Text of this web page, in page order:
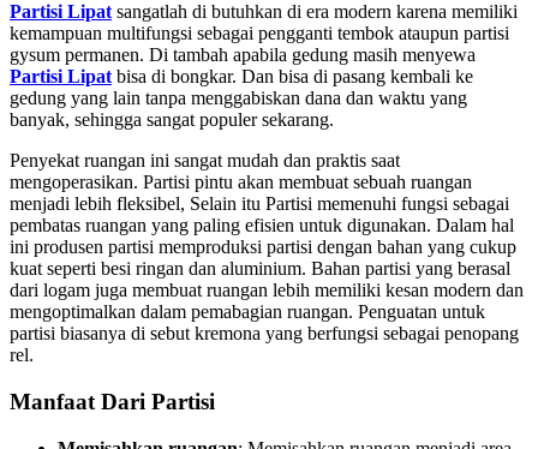
Partisi Lipatsangatlah di butuhkan di era modern karena memiliki
kemampuan multifungsi sebagai pengganti tembok ataupun partisi
gysum permanen. Di tambah apabila gedung masih menyewa
Partisi Lipatbisa di bongkar. Dan bisa di pasang kembali ke
gedung yang lain tanpa menggabiskan dana dan waktu yang
banyak, sehingga sangat populer sekarang.
Penyekat ruangan ini sangat mudah dan praktis saat
mengoperasikan. Partisi pintu akan membuat sebuah ruangan
menjadi lebih fleksibel, Selain itu Partisi memenuhi fungsi sebagai
pembatas ruangan yang paling efisien untuk digunakan. Dalam hal
ini produsen partisi memproduksi partisi dengan bahan yang cukup
kuat seperti besi ringan dan aluminium. Bahan partisi yang berasal
dari logam juga membuat ruangan lebih memiliki kesan modern dan
mengoptimalkan dalam pemabagian ruangan. Penguatan untuk
partisi biasanya di sebut kremona yang berfungsi sebagai penopang
rel.
Manfaat Dari Partisi